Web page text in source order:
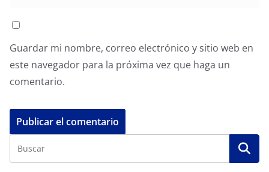
Guardar mi nombre, correo electrónico y sitio web en
este navegador para la próxima vez que haga un
comentario.